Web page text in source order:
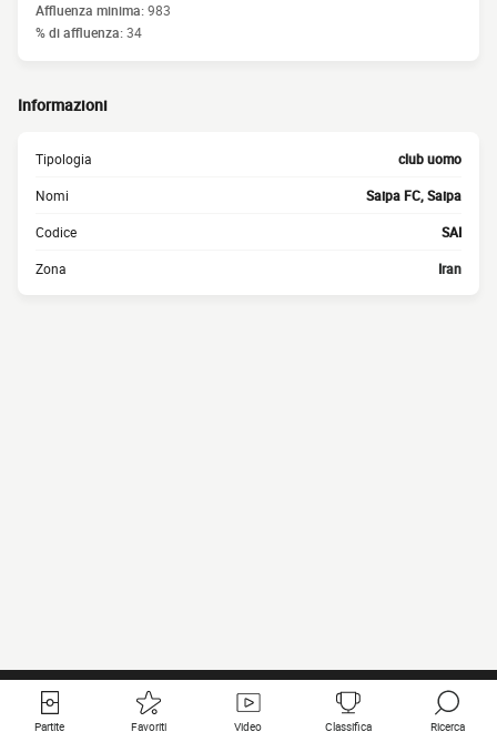
Affluenza minima:983
% di affluenza:34
Informazioni
Tipologia club uomo
Nomi Saipa FC, Saipa
Codice SAI
Zona Iran
Partite Favoriti Video Classifica Ricerca